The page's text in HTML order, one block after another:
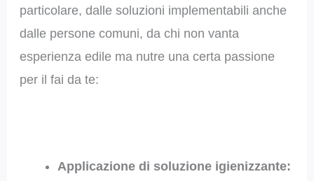
particolare, dalle soluzioni implementabili anche
dalle persone comuni, da chi non vanta
esperienza edile ma nutre una certa passione
per il fai da te:
Applicazione di soluzione igienizzante: